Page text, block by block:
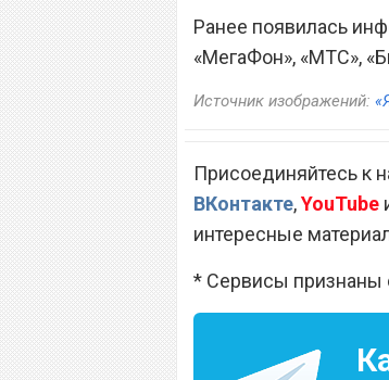
Ранее появилась
«МегаФон», «МТС»,
Источник изображений:
Присоединяйтесь к
ВКонтакте,YouTube
интересные
* Сервисы признаны